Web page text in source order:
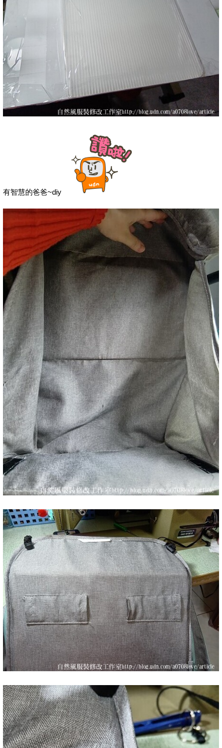
有智慧的爸爸~diy